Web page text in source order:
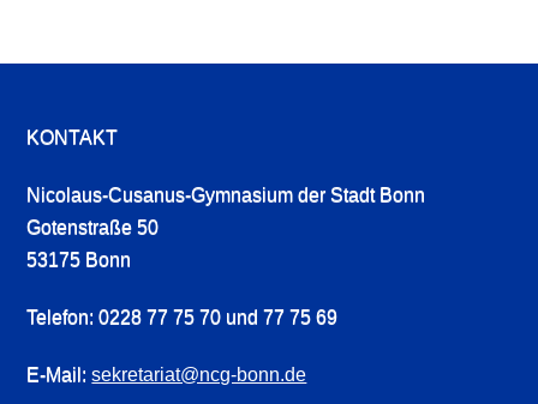
KONTAKT
Nicolaus-Cusanus-Gymnasium der Stadt Bonn
Gotenstraße 50
53175 Bonn
Telefon: 0228 77 75 70 und 77 75 69
E-Mail:sekretariat@ncg-bonn.de